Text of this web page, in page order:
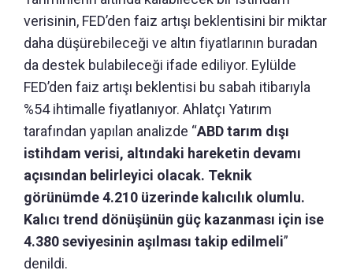
verisinin, FED’den faiz artışı beklentisini bir miktar
daha düşürebileceği ve altın fiyatlarının buradan
da destek bulabileceği ifade ediliyor. Eylülde
FED’den faiz artışı beklentisi bu sabah itibarıyla
%54 ihtimalle fiyatlanıyor. Ahlatçı Yatırım
tarafından yapılan analizde “ABD tarım dışı
istihdam verisi, altındaki hareketin devamı
açısından belirleyici olacak. Teknik
görünümde 4.210 üzerinde kalıcılık olumlu.
Kalıcı trend dönüşünün güç kazanması için ise
4.380 seviyesinin aşılması takip edilmeli”
denildi.